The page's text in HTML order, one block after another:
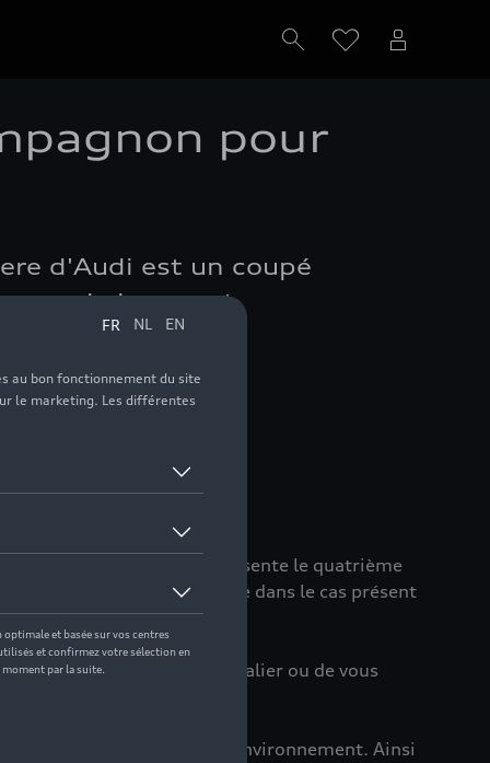
pour
d'Audi est un coupé
innovant.
de série.
(monospace), Audi présente le quatrième
de la mobilité, adaptée dans le cas présent
à l'aide du volant et du pédalier ou de vous
lien entre l'habitacle et l'environnement. Ainsi